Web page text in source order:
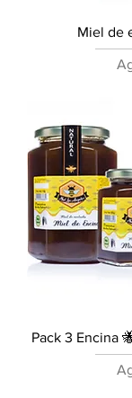
Miel de
Pack 3 Encina